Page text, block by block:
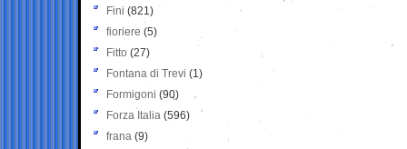
Fini (821)
fioriere (5)
Fitto (27)
Fontana di Trevi (1)
Formigoni (90)
Forza Italia (596)
frana (9)